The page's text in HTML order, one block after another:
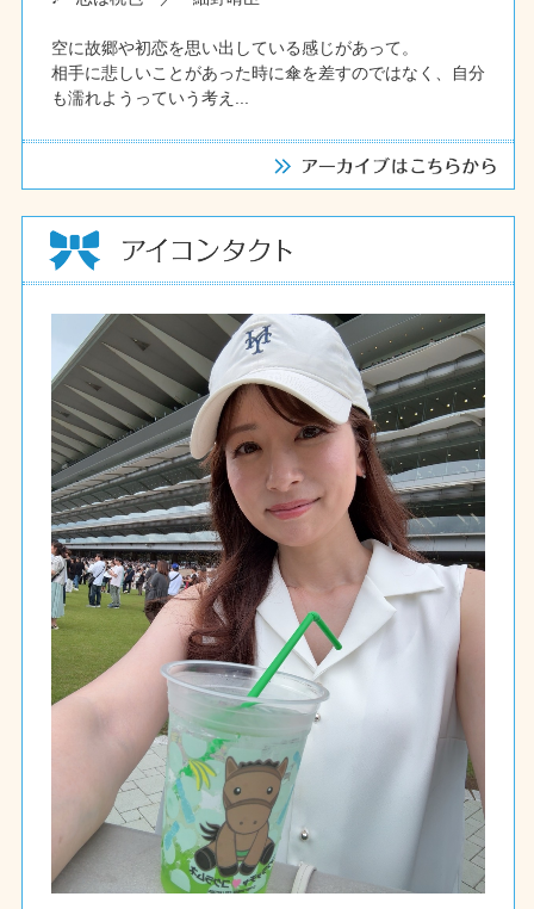
空に故郷や初恋を思い出している感じがあって。
相手に悲しいことがあった時に傘を差すのではなく、自分
も濡れようっていう考え...